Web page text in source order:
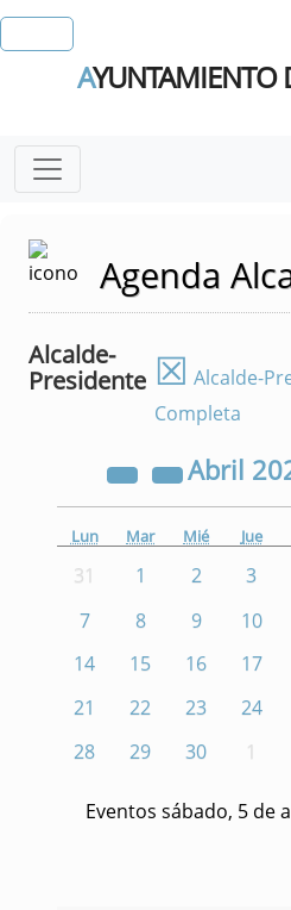
AYUNTAMIENTO
Agenda
Alcalde-
Presidente ☒ Alcalde-
Completa
Abril
Lun Mar Mié Jue
31 1 2 3
7
8 9 10
14
15 16 17
21
22 23 24
28
29 30 1
Eventos sábado, 5 de